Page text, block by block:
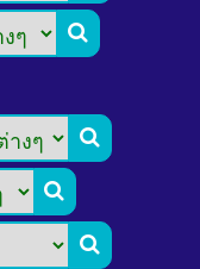



